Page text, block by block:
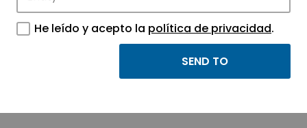
Bimo (El Cubo)
He leído y acepto la política de privacidad.